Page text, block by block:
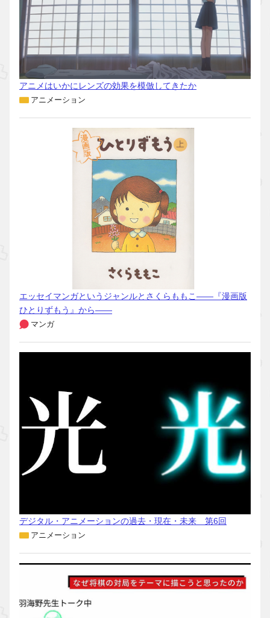
アニメはいかにレンズの効果を模倣してきたか
アニメーション
エッセイマンガというジャンルとさくらももこ――『漫画版
ひとりずもう』から――
マンガ
デジタル・アニメーションの過去・現在・未来 第6回
アニメーション